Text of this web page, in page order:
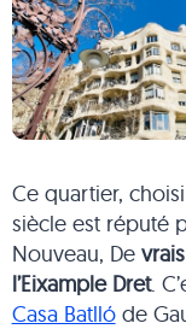
Ce quartier,
siècle est réputé
Nouveau, De
l’Eixample Dret.
Casa Batllóde